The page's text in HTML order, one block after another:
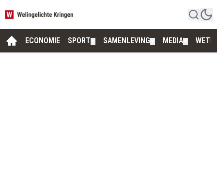
ECONOMIE SPORT SAMENLEVING MEDIA